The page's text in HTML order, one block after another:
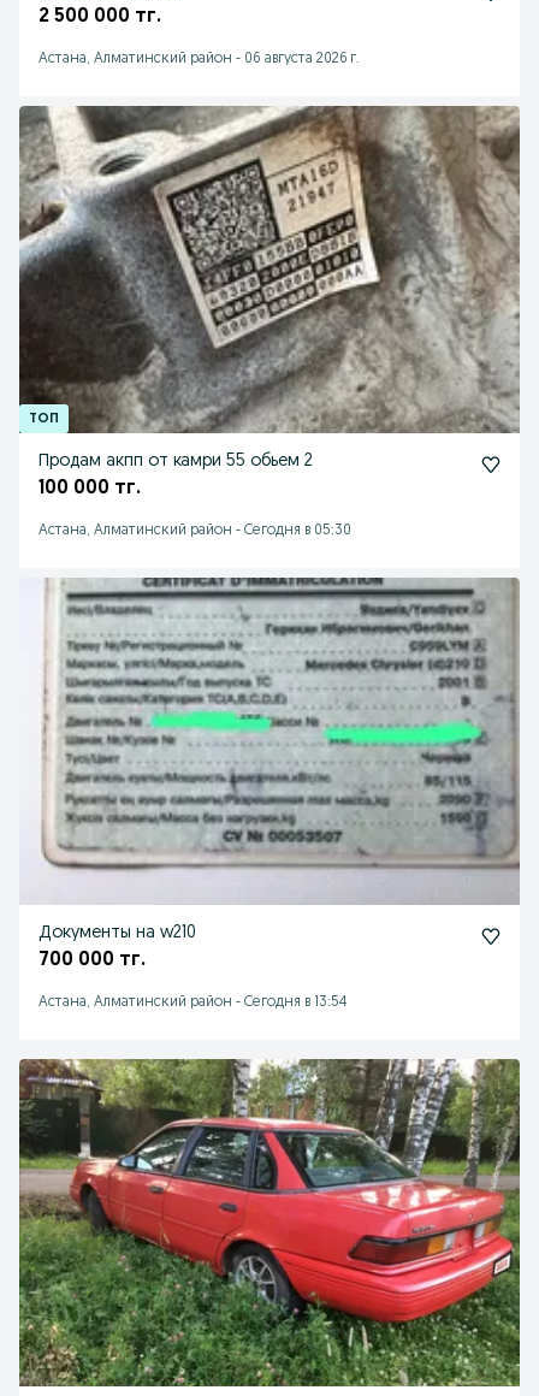
2 500 000 тг.
Астана, Алматинский район - 06 августа 2026 г.
Продам акпп от камри 55 обьем 2
100 000 тг.
Астана, Алматинский район - Сегодня в 05:30
Документы на w210
700 000 тг.
Астана, Алматинский район - Сегодня в 13:54